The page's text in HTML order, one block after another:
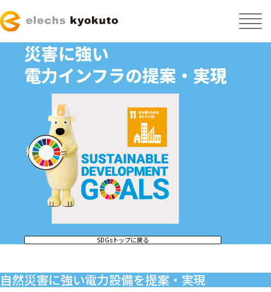
災害に強い
電力インフラの提案・実現
SDGsトップに戻る
自然災害に強い電力設備を提案・実現